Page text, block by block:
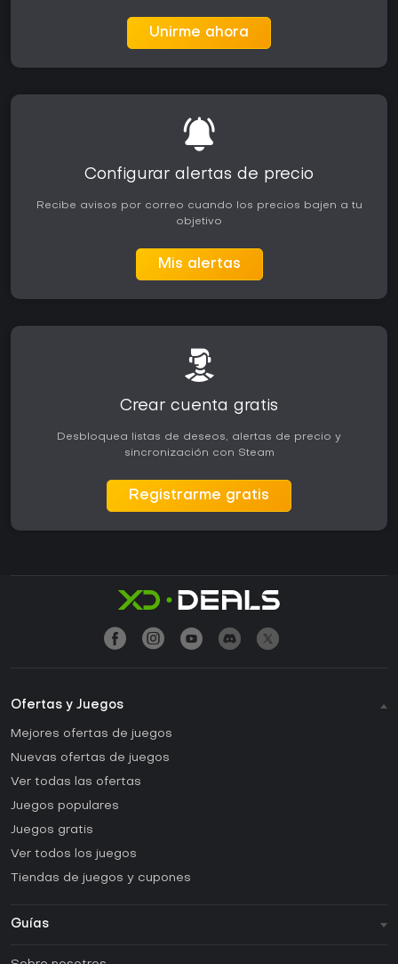
Unirme ahora
Configurar alertas de precio
Recibe avisos por correo cuando los precios bajen a tu
objetivo
Mis alertas
Crear cuenta gratis
Desbloquea listas de deseos, alertas de precio y
sincronización con Steam
Registrarme gratis
Ofertas y Juegos
Mejores ofertas de juegos
Nuevas ofertas de juegos
Ver todas las ofertas
Juegos populares
Juegos gratis
Ver todos los juegos
Tiendas de juegos y cupones
Guías